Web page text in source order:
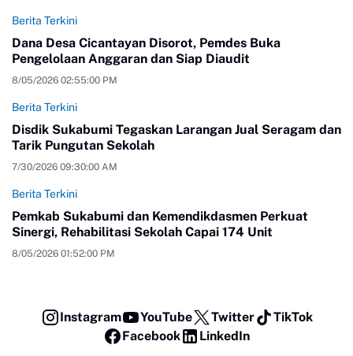
Berita Terkini
Dana Desa Cicantayan Disorot, Pemdes Buka
Pengelolaan Anggaran dan Siap Diaudit
8/05/2026 02:55:00 PM
Berita Terkini
Disdik Sukabumi Tegaskan Larangan Jual Seragam dan
Tarik Pungutan Sekolah
7/30/2026 09:30:00 AM
Berita Terkini
Pemkab Sukabumi dan Kemendikdasmen Perkuat
Sinergi, Rehabilitasi Sekolah Capai 174 Unit
8/05/2026 01:52:00 PM
Instagram YouTube Twitter
TikTok
Facebook
LinkedIn